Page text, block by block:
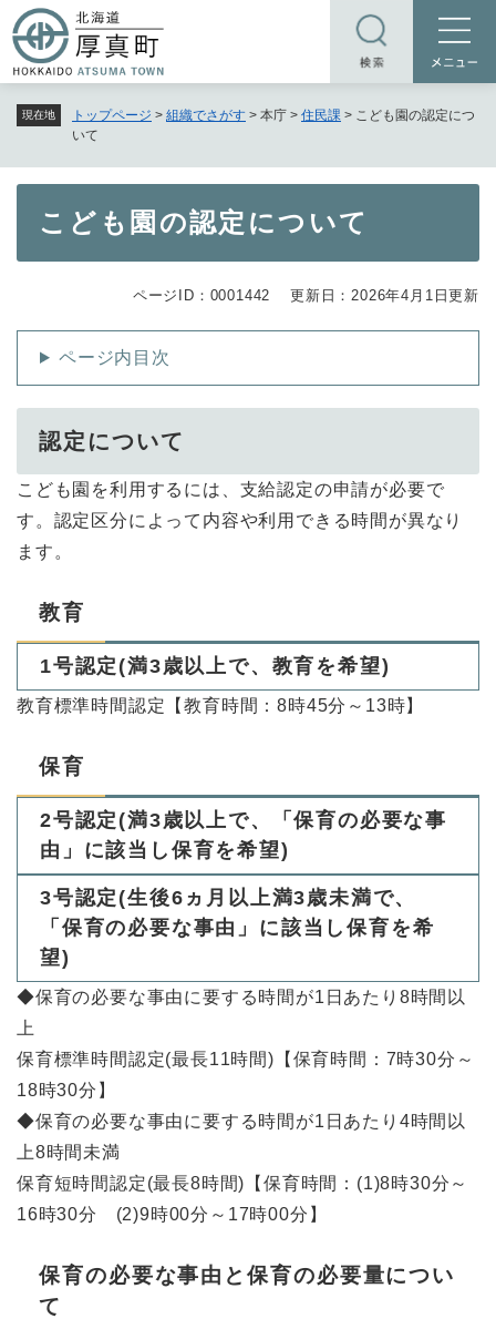
ー
ジ
で
現在地 トップページ > 組織でさがす > 本庁 > 住民課 > こども園の認定につ
いて
こども園の認定について
ページID：0001442 更新日：2026年4月1日更新
ページ内目次
認定について
こども園を利用するには、支給認定の申請が必要で
す。認定区分によって内容や利用できる時間が異なり
ます。
教育
1号認定(満3歳以上で、教育を希望)
教育標準時間認定【教育時間：8時45分～13時】
保育
2号認定(満3歳以上で、「保育の必要な事
由」に該当し保育を希望)
3号認定(生後6ヵ月以上満3歳未満で、
「保育の必要な事由」に該当し保育を希
望)
◆保育の必要な事由に要する時間が1日あたり8時間以
上
保育標準時間認定(最長11時間)【保育時間：7時30分～
18時30分】
◆保育の必要な事由に要する時間が1日あたり4時間以
上8時間未満
保育短時間認定(最長8時間)【保育時間：(1)8時30分～
16時30分 (2)9時00分～17時00分】
保育の必要な事由と保育の必要量につい
て